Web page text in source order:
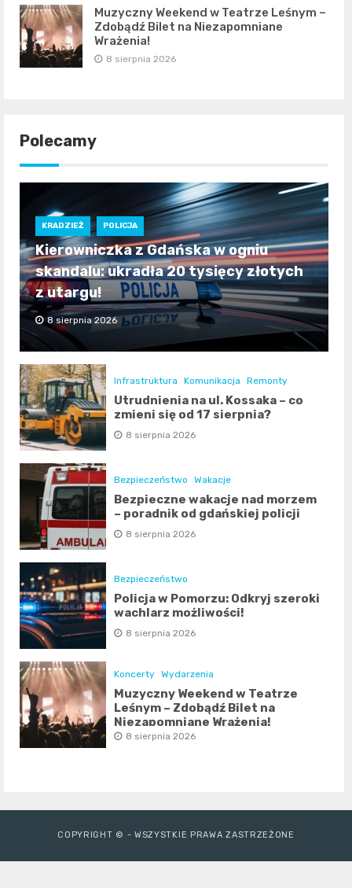
Muzyczny Weekend w Teatrze Leśnym –
Zdobądź Bilet na Niezapomniane
Wrażenia!
8 sierpnia 2026
Polecamy
KRADZIEŻ POLICJA
Kierowniczka z Gdańska w ogniu
skandalu: ukradła 20 tysięcy złotych
z utargu!
8 sierpnia 2026
Infrastruktura Komunikacja Remonty
Utrudnienia na ul. Kossaka – co
zmieni się od 17 sierpnia?
8 sierpnia 2026
Bezpieczeństwo Wakacje
Bezpieczne wakacje nad morzem
– poradnik od gdańskiej policji
8 sierpnia 2026
Bezpieczeństwo
Policja w Pomorzu: Odkryj szeroki
wachlarz możliwości!
8 sierpnia 2026
Koncerty Wydarzenia
Muzyczny Weekend w Teatrze
Leśnym – Zdobądź Bilet na
Niezapomniane Wrażenia!
8 sierpnia 2026
COPYRIGHT © - WSZYSTKIE PRAWA ZASTRZEŻONE